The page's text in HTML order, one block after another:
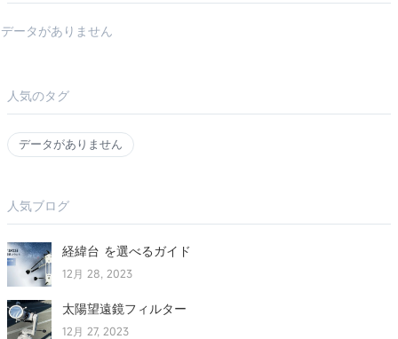
データがありません
人気のタグ
データがありません
人気ブログ
経緯台 を選べるガイド
12月 28, 2023
太陽望遠鏡フィルター
12月 27, 2023